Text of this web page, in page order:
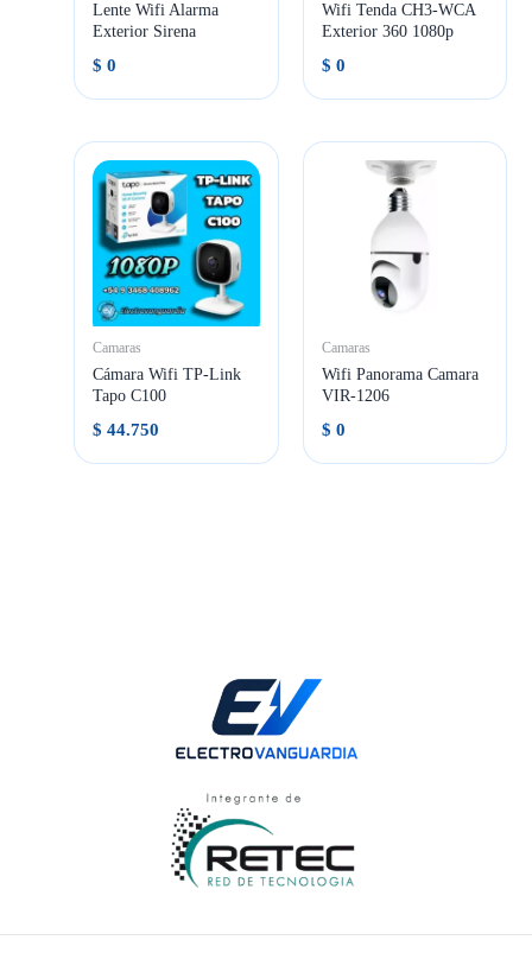
Lente Wifi Alarma
Exterior Sirena
$ 0
Wifi Tenda CH3-WCA
Exterior 360 1080p
$ 0
Camaras
Cámara Wifi TP-Link
Tapo C100
$ 44.750
Camaras
Wifi Panorama Camara
VIR-1206
$ 0